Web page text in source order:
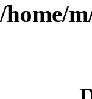
/home/